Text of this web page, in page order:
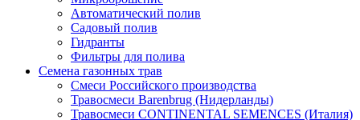
Автоматический полив
Садовый полив
Гидранты
Фильтры для полива
Семена газонных трав
Смеси Российского производства
Травосмеси Barenbrug (Нидерланды)
Травосмеси CONTINENTAL SEMENCES (Италия)